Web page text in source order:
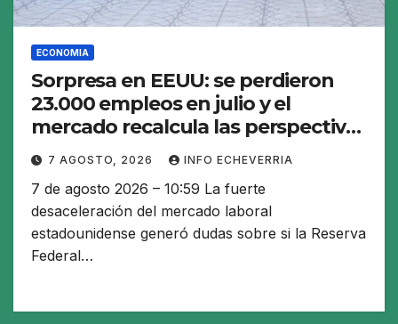
ECONOMIA
Sorpresa en EEUU: se perdieron
23.000 empleos en julio y el
mercado recalcula las perspectivas
para las tasas
7 AGOSTO, 2026 INFO ECHEVERRIA
7 de agosto 2026 – 10:59 La fuerte
desaceleración del mercado laboral
estadounidense generó dudas sobre si la Reserva
Federal…